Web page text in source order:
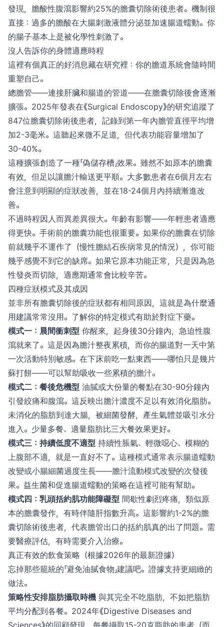
發現，膽酸性腹瀉影響約25%的膽囊切除術後患者。機制很
直接：過多的膽酸在大腸刺激液體分泌並加速腸道蠕動。你
的腸子基本上是被化學性刺激了。
沒人告訴你的身體適應時程
這裡有個真正的好消息藏在研究裡：你的膽道系統會隨時間
重塑自己。
總膽管——連接肝臟和腸道的管道——在膽囊切除後會逐漸
擴張。2025年發表在《Surgical Endoscopy》的研究追蹤了
847位膽囊切除術後患者，記錄到第一年內膽管直徑平均增
加2-3毫米。這聽起來微不足道，但代表功能容量增加了
30-40%。
這種擴張創造了一種「偽儲存槽」效果。雖然不如原本的膽囊
有效，但足以讓膽汁輸送更平順。大多數患者在6個月左右
會注意到明顯的症狀改善，並在18-24個月內持續漸進改
善。
不過時程因人而異差異很大。年齡有影響——年輕患者適應
得更快。手術前的膽囊功能也很重要。如果你的膽囊在切除
前就幾乎不運作了（慢性膽結石疾病常見的情況），你可能
幾乎感覺不到它的缺席。如果它原本功能正常，只是因為急
性發炎而切除，適應期通常會比較辛苦。
四種症狀模式及其成因
並非所有膽囊切除後的症狀都有相同原因，這就是為什麼通
用建議常常沒用。了解你的特定模式有助於對症下藥。
模式一：晨間衝刺型 你醒來，起身後30分鐘內，急迫性腹
瀉就來了。這是因為膽汁整夜累積，而你的腸道對一天中第
一次活動特別敏感。在下床前吃一點東西——哪怕只是幾片
蘇打餅——可以幫助吸收一些累積的膽汁。
模式二：餐後危機型 油膩或大份量的餐點在30-90分鐘內
引發絞痛和腹瀉。這反映出膽汁濃度不足以有效消化脂肪。
未消化的脂肪到達大腸，被細菌發酵，產生氣體並吸引水分
進入。少量多餐、適量脂肪比三大餐效果更好。
模式三：持續低度不適型 持續性脹氣、輕微噁心、模糊的
上腹部不適，就是一直好不了。這種模式通常表示腸道蠕動
改變或小腸細菌過度生長——膽汁流動模式改變的次發後
果。益生菌和促進腸道蠕動的策略在這裡可能有幫助。
模式四：乳頭括約肌功能障礙型 間歇性劇烈疼痛，類似原
本的膽囊發作，有時伴隨肝指數升高。這影響約1-2%的膽
囊切除術後患者，代表膽管出口的括約肌真的出了問題。需
要醫療評估，有時需要介入治療。
真正有效的飲食策略（根據2026年的最新證據）
忘掉那些籠統的「避免油膩食物」建議吧。證據支持更細緻的
做法。
策略性安排脂肪攝取時機 與其完全不吃脂肪，不如把脂肪
平均分配到各餐。2024年《Digestive Diseases and
Sciences》的回顧發現，每餐攝取15-20克脂肪的患者（而